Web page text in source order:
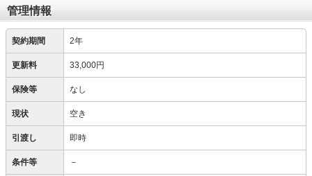
管理情報
契約期間 2年
更新料 33,000円
保険等 なし
現状 空き
引渡し 即時
条件等 －